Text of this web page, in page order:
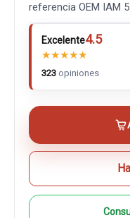
referencia OEM IAM
Excelente4.5
★★★★★
323 opiniones